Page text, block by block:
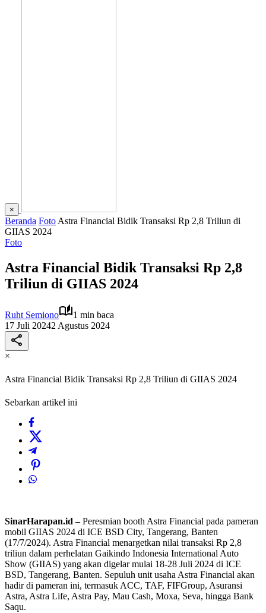
×
Beranda Foto Astra Financial Bidik Transaksi Rp 2,8 Triliun di
GIIAS 2024
Foto
Astra Financial Bidik Transaksi Rp 2,8
Triliun di GIIAS 2024
Ruht Semiono
1 min baca
17 Juli 20242 Agustus 2024
×
Astra Financial Bidik Transaksi Rp 2,8 Triliun di GIIAS 2024
Sebarkan artikel ini
SinarHarapan.id –Peresmian booth Astra Financial pada pameran
mobil GIIAS 2024 di ICE BSD City, Tangerang, Banten
(17/7/2024). Astra Financial menargetkan nilai transaksi Rp 2,8
triliun dalam perhelatan Gaikindo Indonesia International Auto
Show (GIIAS) yang akan digelar mulai 18-28 Juli 2024 di ICE
BSD, Tangerang, Banten. Sepuluh unit usaha Astra Financial akan
hadir di pameran ini, termasuk ACC, TAF, FIFGroup, Asuransi
Astra, Astra Life, Astra Pay, Mau Cash, Moxa, Seva, hingga Bank
Saqu.